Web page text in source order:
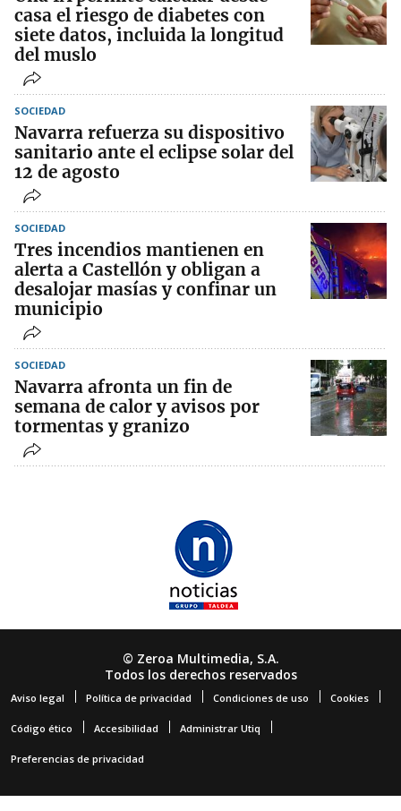
casa el riesgo de diabetes con
siete datos, incluida la longitud
del muslo
SOCIEDAD
Navarra refuerza su dispositivo
sanitario ante el eclipse solar del
12 de agosto
SOCIEDAD
Tres incendios mantienen en
alerta a Castellón y obligan a
desalojar masías y confinar un
municipio
SOCIEDAD
Navarra afronta un fin de
semana de calor y avisos por
tormentas y granizo
© Zeroa Multimedia, S.A.
Todos los derechos reservados
Aviso legal Política de privacidad Condiciones de uso Cookies
Código ético Accesibilidad Administrar Utiq
Preferencias de privacidad